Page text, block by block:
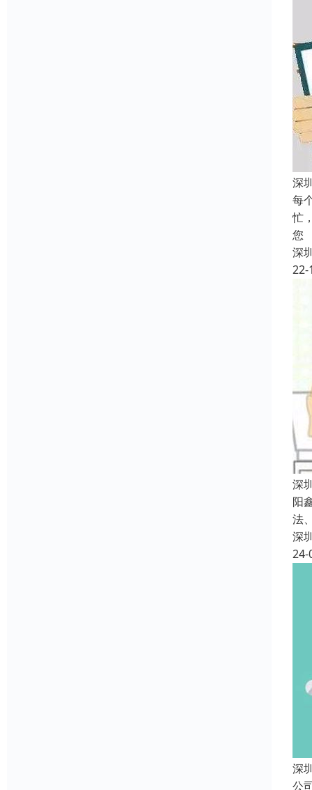
深
每
忙
您
深
22-
深
阳
法
深
24-
深
公